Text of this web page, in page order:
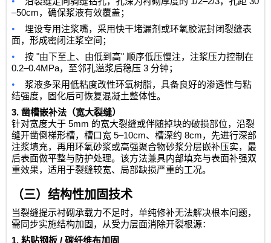
–50cm，确保浆液有效覆盖；
•
埋设专用注浆嘴，采用快干堵漏剂或环氧胶泥封闭裂缝表
面，形成密闭注浆空间；
• 按 "由下至上、由低到高"顺序低压慢注，注浆压力控制在
0.2–0.4MPa，至邻孔溢浆后稳压 3分钟；
•
浆液多采用低粘度改性环氧树脂，具备良好的渗透性与粘
结强度，固化后可恢复混凝土整体性。
3.凿槽嵌补法（宽大裂缝）
针对宽度大于 5mm 的宽大裂缝或伴随掉块的破损部位，沿裂
缝开凿倒梯形槽，槽口宽 5–10cm、槽深约 8cm，先进行深部
注浆填充，再用环氧砂浆或高强聚合物砂浆分层嵌补压实，最
后表面做平整与防护处理。该方法兼具内部填充与表面补强双
重效果，适用于裂缝较宽、局部缺损严重的工况。
（三）结构性加固技术
当裂缝提示衬砌承载力不足时，单纯修补无法解决根本问题，
需同步实施结构加固，从受力层面消除开裂根源：
1.粘贴钢板 /碳纤维布加固